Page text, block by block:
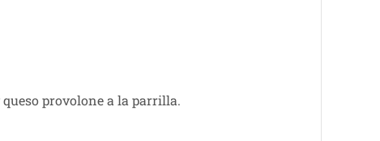
provolone a la parrilla.